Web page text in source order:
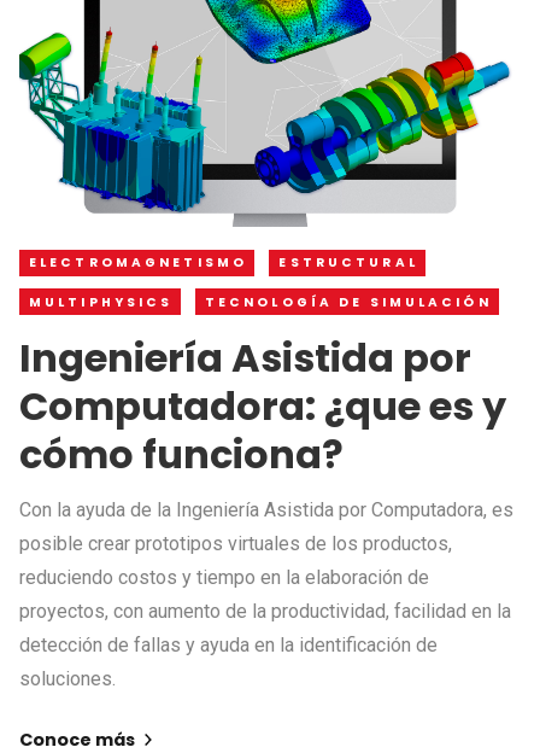
ELECTROMAGNETISMO ESTRUCTURAL
MULTIPHYSICS TECNOLOGÍA DE SIMULACIÓN
Ingeniería Asistida por
Computadora: ¿que es y
cómo funciona?
Con la ayuda de la Ingeniería Asistida por Computadora, es
posible crear prototipos virtuales de los productos,
reduciendo costos y tiempo en la elaboración de
proyectos, con aumento de la productividad, facilidad en la
detección de fallas y ayuda en la identificación de
soluciones.
Conoce más